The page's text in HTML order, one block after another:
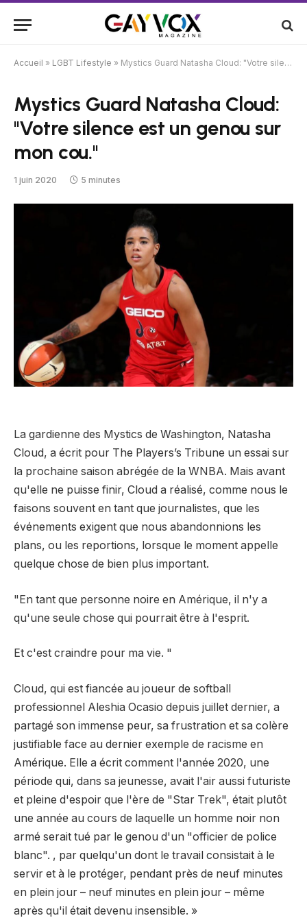
Accueil » LGBT Lifestyle » Mystics Guard Natasha Cloud: "Votre silence est un genou sur mon cou."
Mystics Guard Natasha Cloud:
"Votre silence est un genou sur
mon cou."
1 juin 2020 5 minutes
La gardienne des Mystics de Washington, Natasha
Cloud, a écrit pour The Players’s Tribune un essai sur
la prochaine saison abrégée de la WNBA. Mais avant
qu'elle ne puisse finir, Cloud a réalisé, comme nous le
faisons souvent en tant que journalistes, que les
événements exigent que nous abandonnions les
plans, ou les reportions, lorsque le moment appelle
quelque chose de bien plus important.
"En tant que personne noire en Amérique, il n'y a
qu'une seule chose qui pourrait être à l'esprit.
Et c'est craindre pour ma vie. "
Cloud, qui est fiancée au joueur de softball
professionnel Aleshia Ocasio depuis juillet dernier, a
partagé son immense peur, sa frustration et sa colère
justifiable face au dernier exemple de racisme en
Amérique. Elle a écrit comment l'année 2020, une
période qui, dans sa jeunesse, avait l'air aussi futuriste
et pleine d'espoir que l'ère de "Star Trek", était plutôt
une année au cours de laquelle un homme noir non
armé serait tué par le genou d'un "officier de police
blanc". , par quelqu'un dont le travail consistait à le
servir et à le protéger, pendant près de neuf minutes
en plein jour – neuf minutes en plein jour – même
après qu'il était devenu insensible. »